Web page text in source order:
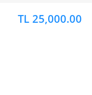
TL 25,000.00